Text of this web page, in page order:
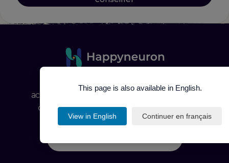
acteur de référence de la santé mentale et
cognitive, engagé depuis plus de 25 ans
aux côtés des professionnels de santé.
This page is also available in English.
View in English Continuer en français